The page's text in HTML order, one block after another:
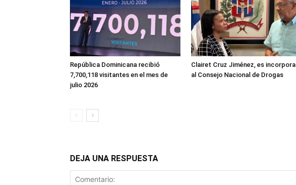
República Dominicana recibió
7,700,118 visitantes en el mes de
julio 2026
Clairet Cruz Jiménez, es incorpora
al Consejo Nacional de Drogas
DEJA UNA RESPUESTA